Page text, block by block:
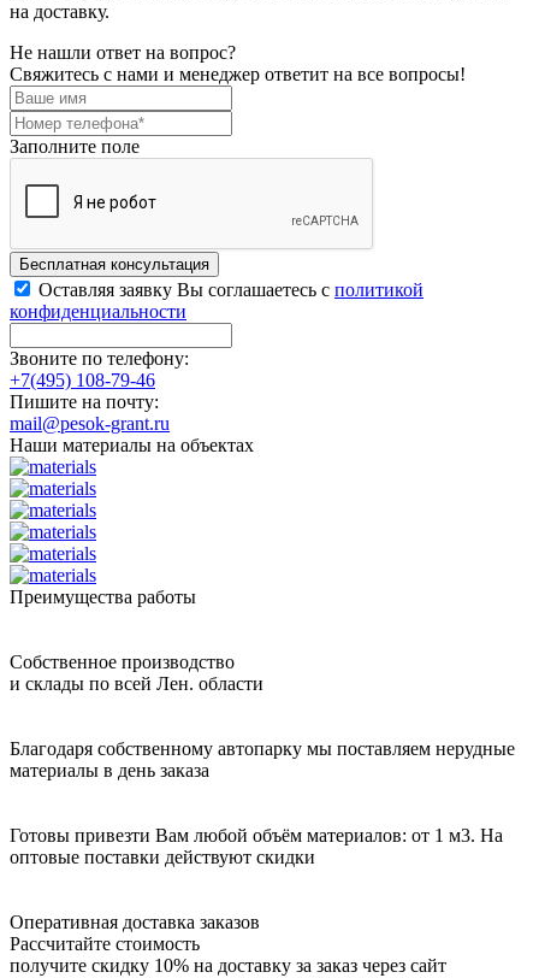
на доставку.
Не нашли ответ на вопрос?
Свяжитесь с нами и менеджер ответит на все вопросы!
Заполните поле
Бесплатная консультация
Оставляя заявку Вы соглашаетесь с политикой
конфиденциальности
Звоните по телефону:
+7(495) 108-79-46
Пишите на почту:
mail@pesok-grant.ru
Наши материалы на объектах
Преимущества работы
Собственное производство
и склады по всей Лен. области
Благодаря собственному автопарку мы поставляем нерудные
материалы в день заказа
Готовы привезти Вам любой объём материалов: от 1 м3. На
оптовые поставки действуют скидки
Оперативная доставка заказов
Рассчитайте стоимость
получите скидку 10% на доставку за заказ через сайт